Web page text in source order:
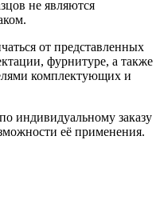
не являются
от представленных
фурнитуре, а также
комплектующих и
индивидуальному заказу
её применения.